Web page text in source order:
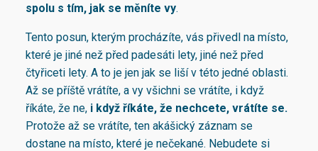
spolu s tím, jak se měníte vy.
Tento posun, kterým procházíte, vás přivedl na místo,
které je jiné než před padesáti lety, jiné než před
čtyřiceti lety. A to je jen jak se liší v této jedné oblasti.
Až se příště vrátíte, a vy všichni se vrátíte, i když
říkáte, že ne, i když říkáte, že nechcete, vrátíte se.
Protože až se vrátíte, ten akášický záznam se
dostane na místo, které je nečekané. Nebudete si